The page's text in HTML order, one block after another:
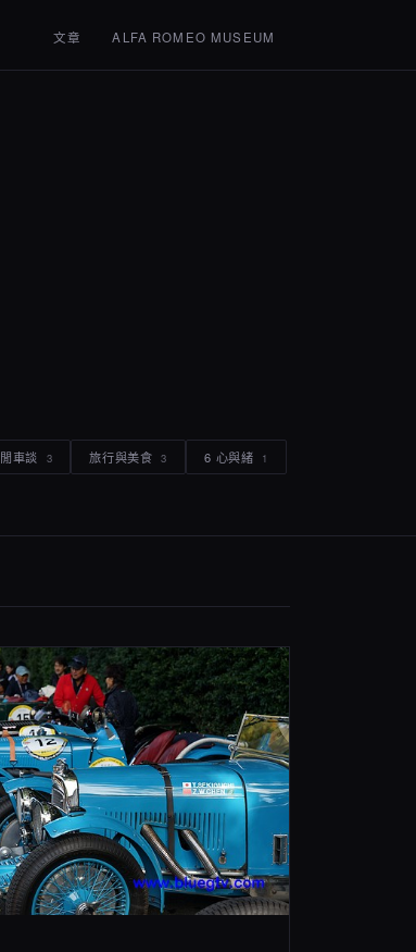
文章 ALFA ROMEO MUSEUM
閒車談 3 旅行與美食 3 6 心與緒 1